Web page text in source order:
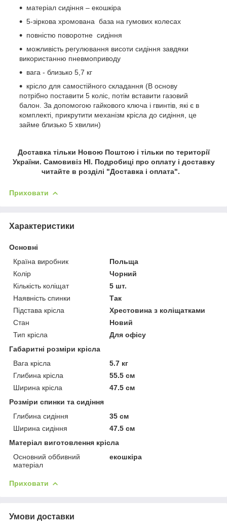
матеріал сидіння – екошкіра
5-зіркова хромована база на гумових колесах
повністю поворотне сидіння
можливість регулювання висоти сидіння завдяки
використанню пневмоприводу
вага - близько 5,7 кг
крісло для самостійного складання (В основу
потрібно поставити 5 коліс, потім вставити газовий
балон. За допомогою гайкового ключа і гвинтів, які є в
комплекті, прикрутити механізм крісла до сидіння, це
займе близько 5 хвилин)
Доставка тільки Новою Поштою і тільки по території
України. Самовивіз НІ. Подробиці про оплату і доставку
читайте в розділі "Доставка і оплата".
Приховати
Характеристики
Основні
Країна виробник
Польща
Колір
Чорний
Кількість коліщат
5 шт.
Наявність спинки
Так
Підстава крісла
Хрестовина з коліщатками
Стан
Новий
Тип крісла
Для офісу
Габаритні розміри крісла
Вага крісла
5.7 кг
Глибина крісла
55.5 см
Ширина крісла
47.5 см
Розміри спинки та сидіння
Глибина сидіння
35 см
Ширина сидіння
47.5 см
Матеріал виготовлення крісла
Основний оббивний
матеріал
екошкіра
Приховати
Умови доставки